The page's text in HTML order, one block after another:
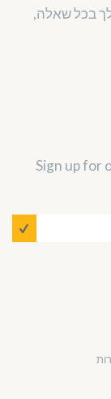
בכל שאלה,
Sign up for